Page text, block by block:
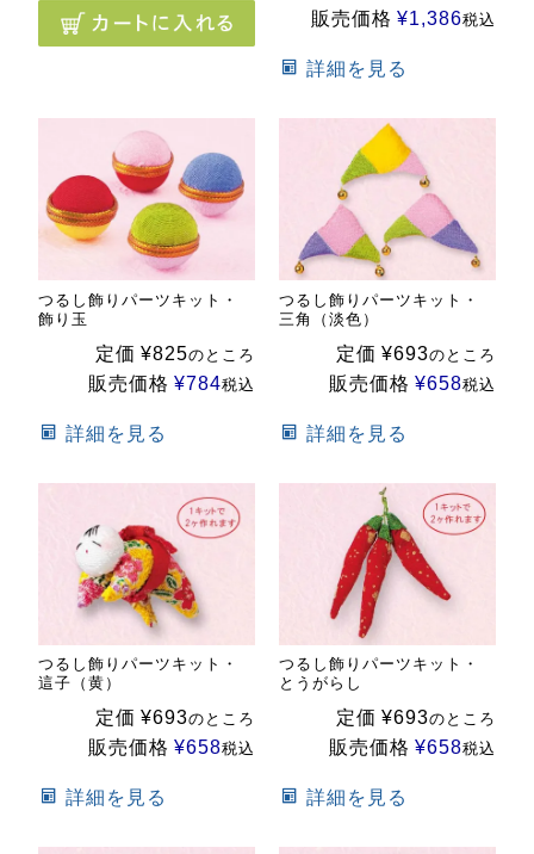
販売価格 ¥1,386税込
詳細を見る
つるし飾りパーツキット・
飾り玉
定価 ¥825のところ
販売価格 ¥784税込
詳細を見る
つるし飾りパーツキット・
三角（淡色）
定価 ¥693のところ
販売価格 ¥658税込
詳細を見る
つるし飾りパーツキット・
這子（黄）
定価 ¥693のところ
販売価格 ¥658税込
詳細を見る
つるし飾りパーツキット・
とうがらし
定価 ¥693のところ
販売価格 ¥658税込
詳細を見る